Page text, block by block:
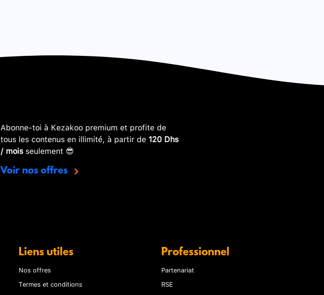
Abonne-toi à Kezakoo premium et profite de
tous les contenus en illimité, à partir de 120 Dhs
/ moisseulement 😎
Voir nos offres
Liens utiles
Nos offres
Termes et conditions
Professionnel
Partenariat
RSE